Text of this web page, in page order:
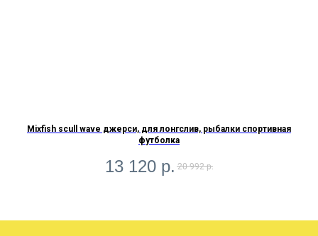
Mixfish scull wave джерси, для лонгслив, рыбалки спортивная
футболка
13 120 р. 20 992 р.